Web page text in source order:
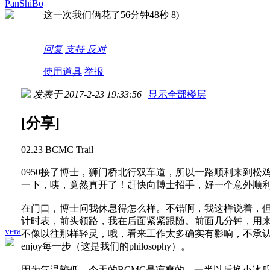
PanShiBo
这一次我们俩花了56分钟48秒 8)
回复 支持 反对
使用道具 举报
vera
发表于 2017-2-23 19:33:56 | 显示全部楼层
[分享]
02.23 BCMC Trail
0950接了博士，狮门桥北行双车道，所以一路顺利来到
一下，咦，竟然真开了！赶快向博士招手，好一个意外顺
在门口，博士问我休息得怎么样。不错啊，我这样说着，
计时表，前头领路，我在后面紧紧跟随。前面几分钟，用
不像以往那样轻灵，哦，看来工作太多确实有影响，不承
enjoy每一步（这是我们的philosophy）。